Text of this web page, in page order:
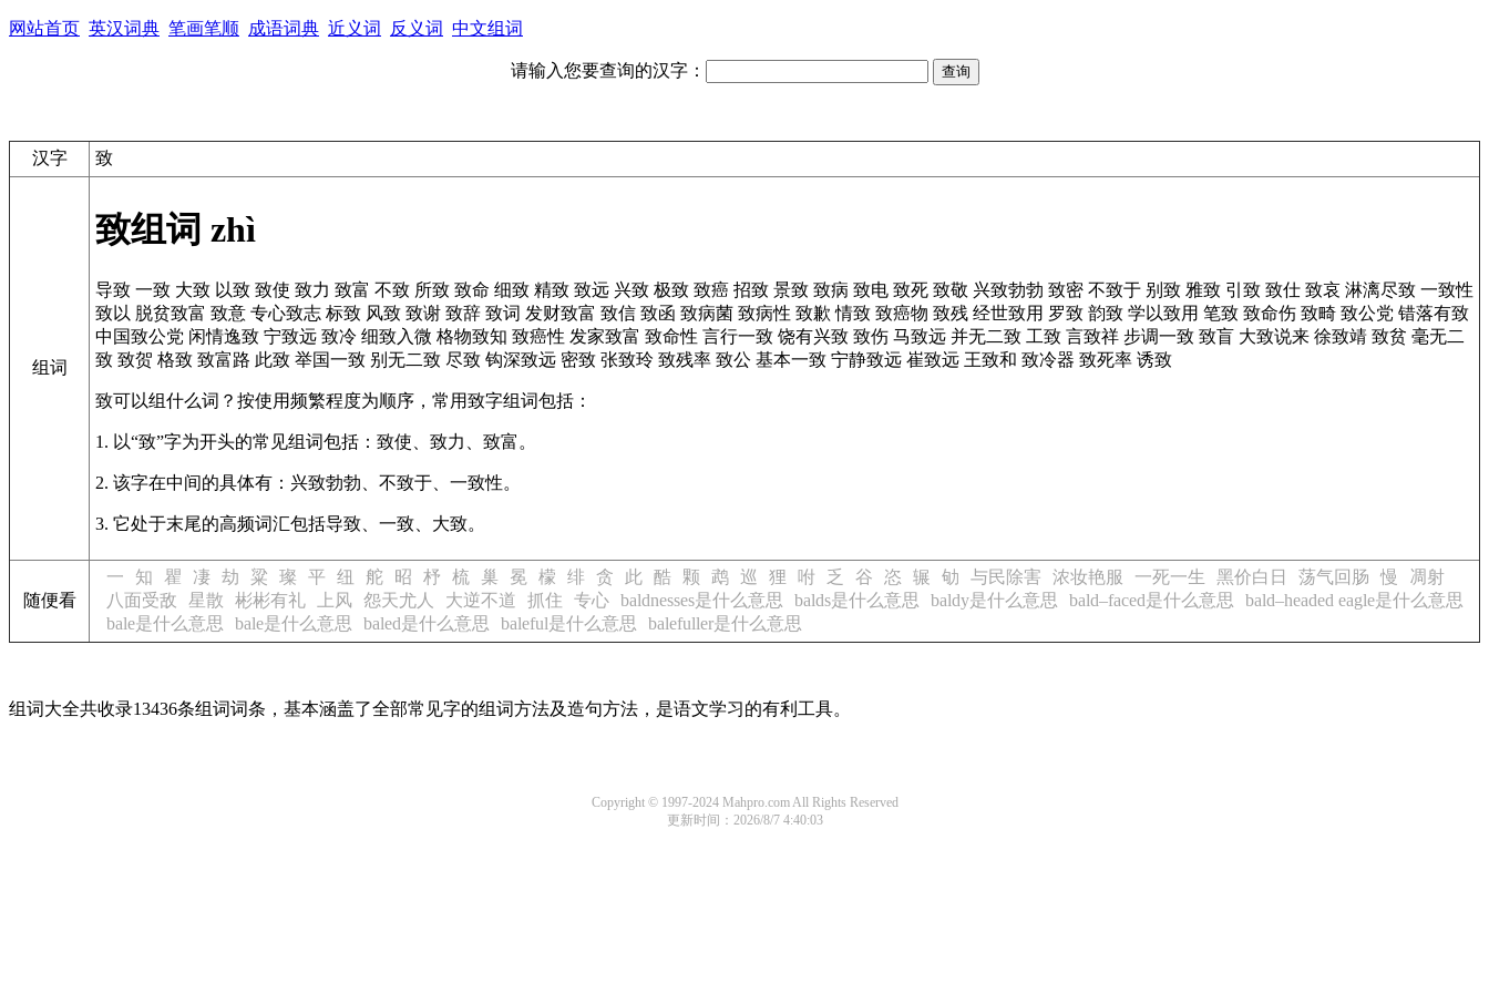
网站首页 英汉词典 笔画笔顺 成语词典 近义词 反义词 中文组词
请输入您要查询的汉字：
汉字 致
组词
致组词 zhì
导致 一致 大致 以致 致使 致力 致富 不致 所致 致命 细致 精致 致远 兴致 极致 致癌 招致 景致 致病 致电 致死 致敬 兴致勃勃 致密 不致于 别致 雅致 引致 致仕 致哀 淋漓尽致 一致性
致以 脱贫致富 致意 专心致志 标致 风致 致谢 致辞 致词 发财致富 致信 致函 致病菌 致病性 致歉 情致 致癌物 致残 经世致用 罗致 韵致 学以致用 笔致 致命伤 致畸 致公党 错落有致
中国致公党 闲情逸致 宁致远 致冷 细致入微 格物致知 致癌性 发家致富 致命性 言行一致 饶有兴致 致伤 马致远 并无二致 工致 言致祥 步调一致 致盲 大致说来 徐致靖 致贫 毫无二
致 致贺 格致 致富路 此致 举国一致 别无二致 尽致 钩深致远 密致 张致玲 致残率 致公 基本一致 宁静致远 崔致远 王致和 致冷器 致死率 诱致
致可以组什么词？按使用频繁程度为顺序，常用致字组词包括：
1. 以“致”字为开头的常见组词包括：致使、致力、致富。
2. 该字在中间的具体有：兴致勃勃、不致于、一致性。
3. 它处于末尾的高频词汇包括导致、一致、大致。
随便看
一 知 瞿 凄 劫 粱 璨 平 纽 舵 昭 杼 梳 巢 冕 檬 绯 贪 此 酷 颗 鹉 巡 狸 咐 乏 谷 恣 辗 劬 与民除害 浓妆艳服 一死一生 黑价白日 荡气回肠 慢
凋射
八面受敌
星散 彬彬有礼 上风 怨天尤人 大逆不道 抓住 专心 baldnesses是什么意思 balds是什么意思 baldy是什么意思 bald–faced是什么意思
bald–headed eagle是什么意思
bale是什么意思
bale是什么意思 baled是什么意思 baleful是什么意思 balefuller是什么意思
组词大全共收录13436条组词词条，基本涵盖了全部常见字的组词方法及造句方法，是语文学习的有利工具。
Copyright © 1997-2024 Mahpro.com All Rights Reserved
更新时间：2026/8/7 4:40:03